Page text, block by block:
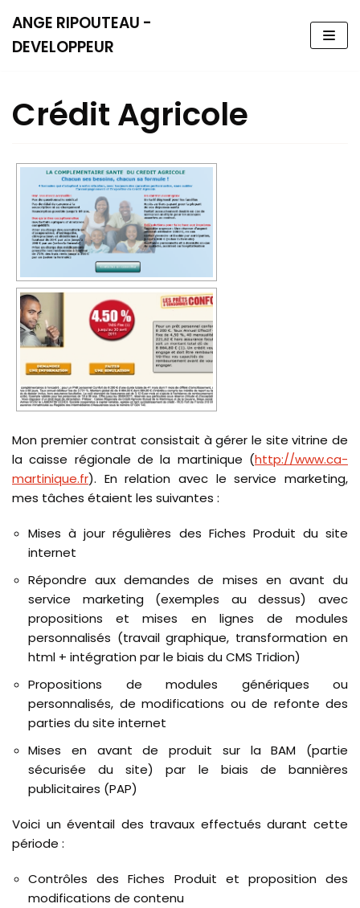
Aller
ANGE RIPOUTEAU -
DEVELOPPEUR
Crédit Agricole
Mon premier contrat consistait à gérer le site vitrine de
la caisse régionale de la martinique (http://www.ca-
martinique.fr). En relation avec le service marketing,
mes tâches étaient les suivantes :
Mises à jour régulières des Fiches Produit du site
internet
Répondre aux demandes de mises en avant du
service marketing (exemples au dessus) avec
propositions et mises en lignes de modules
personnalisés (travail graphique, transformation en
html + intégration par le biais du CMS Tridion)
Propositions de modules génériques ou
personnalisés, de modifications ou de refonte des
parties du site internet
Mises en avant de produit sur la BAM (partie
sécurisée du site) par le biais de bannières
publicitaires (PAP)
Voici un éventail des travaux effectués durant cette
période :
Contrôles des Fiches Produit et proposition des
modifications de contenu